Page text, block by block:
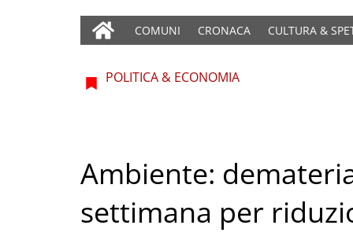
COMUNI CRONACA CULTURA &
POLITICA & ECONOMIA
Ambiente:
settimana per